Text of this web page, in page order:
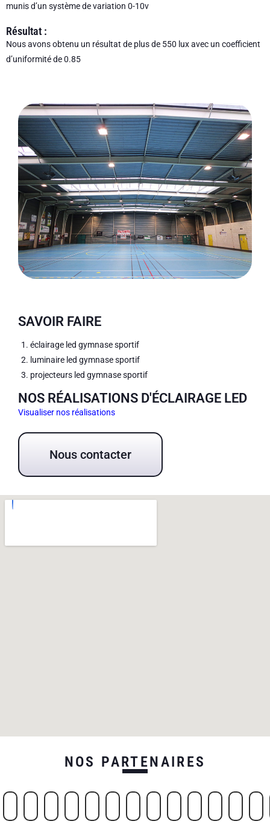
munis d’un système de variation 0-10v
Résultat :
Nous avons obtenu un résultat de plus de 550 lux avec un coefficient
d’uniformité de 0.85
SAVOIR FAIRE
éclairage led gymnase sportif
luminaire led gymnase sportif
projecteurs led gymnase sportif
NOS RÉALISATIONS D'ÉCLAIRAGE LED
Visualiser nos réalisations
Nous contacter
NOS PARTENAIRES